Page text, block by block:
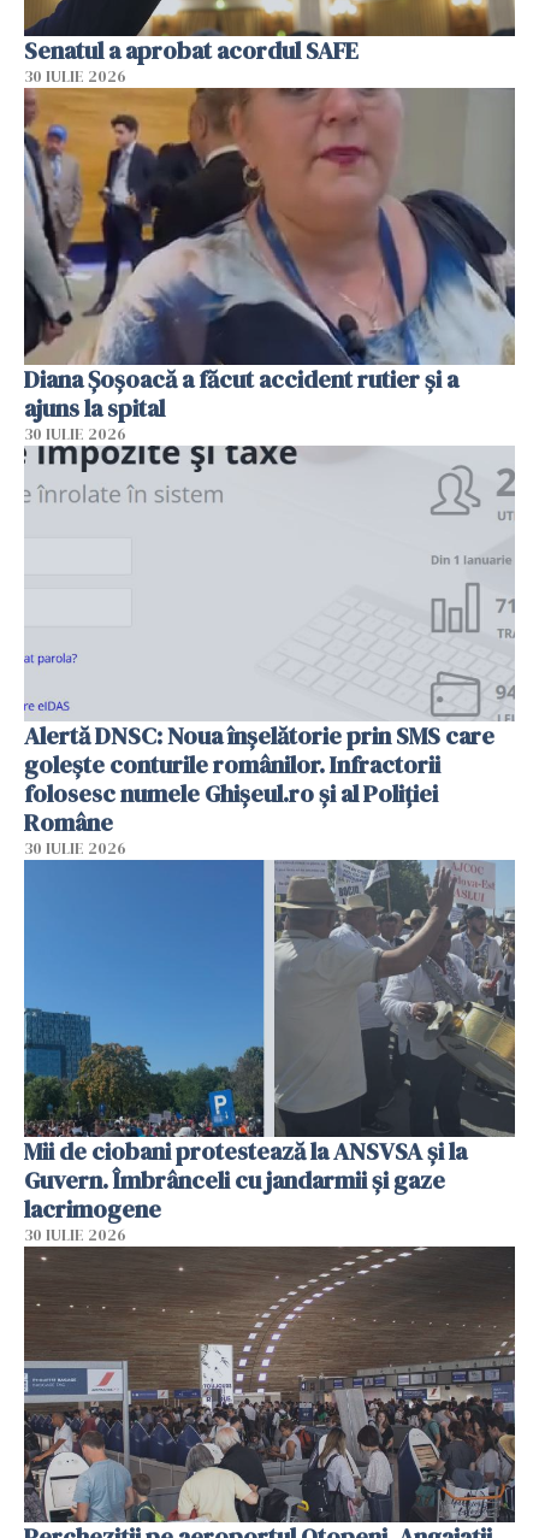
Senatul a aprobat acordul SAFE
30 IULIE 2026
Diana Șoșoacă a făcut accident rutier și a
ajuns la spital
30 IULIE 2026
Alertă DNSC: Noua înșelătorie prin SMS care
golește conturile românilor. Infractorii
folosesc numele Ghișeul.ro și al Poliției
Române
30 IULIE 2026
Mii de ciobani protestează la ANSVSA și la
Guvern. Îmbrânceli cu jandarmii și gaze
lacrimogene
30 IULIE 2026